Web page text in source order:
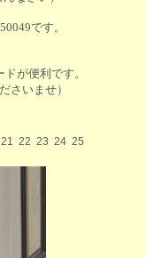
です。
が便利です。
さいませ）
21 22 23 24 25